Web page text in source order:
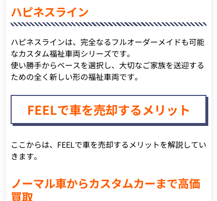
ハピネスライン
ハピネスラインは、完全なるフルオーダーメイドも可能
なカスタム福祉車両シリーズです。
使い勝手からベースを選択し、大切なご家族を送迎する
ための全く新しい形の福祉車両です。
FEELで車を売却するメリット
ここからは、FEELで車を売却するメリットを解説してい
きます。
ノーマル車からカスタムカーまで高価
買取